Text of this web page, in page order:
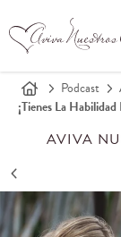
Podcast
¡Tienes La
AVIVA